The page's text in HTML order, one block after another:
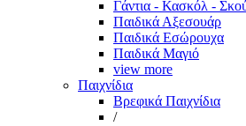
Γάντια - Κασκόλ -
Παιδικά Αξεσουάρ
Παιδικά Εσώρουχα
Παιδικά Μαγιό
view more
Παιχνίδια
Βρεφικά Παιχνίδια
/